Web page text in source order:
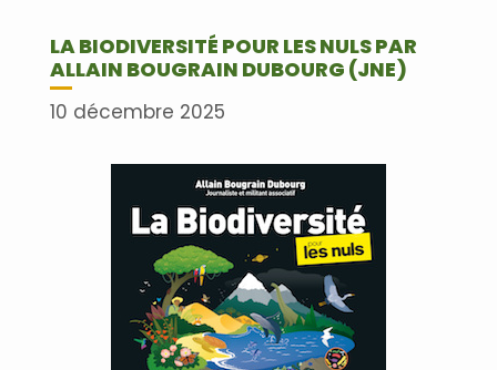
LA BIODIVERSITÉ POUR LES NULS PAR
ALLAIN BOUGRAIN DUBOURG (JNE)
10 décembre 2025